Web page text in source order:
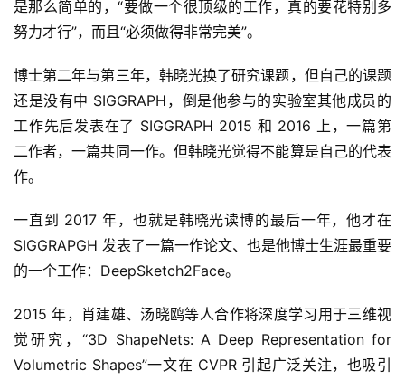
是那么简单的，“要做一个很顶级的工作，真的要花特别多
努力才行”，而且“必须做得非常完美”。
博士第二年与第三年，韩晓光换了研究课题，但自己的课题
还是没有中 SIGGRAPH，倒是他参与的实验室其他成员的
工作先后发表在了 SIGGRAPH 2015 和 2016 上，一篇第
二作者，一篇共同一作。但韩晓光觉得不能算是自己的代表
作。
一直到 2017 年，也就是韩晓光读博的最后一年，他才在
SIGGRAPGH 发表了一篇一作论文、也是他博士生涯最重要
的一个工作：DeepSketch2Face。
2015 年，肖建雄、汤晓鸥等人合作将深度学习用于三维视
觉研究，“3D ShapeNets: A Deep Representation for
Volumetric Shapes”一文在 CVPR 引起广泛关注，也吸引